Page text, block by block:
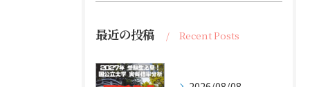
最近の投稿 Recent Posts